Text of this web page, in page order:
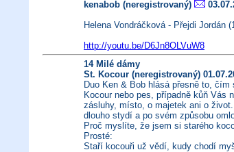
kenabob (neregistrovaný)
Helena Vondráčková - Přejdi Jordán
http://youtu.be/D6Jn8OLVuW8
14 Milé dámy
St. Kocour (neregistrovaný)
Duo Ken & Bob hlásá přesně to, čím
Kocour nebo pes, případně kůň
zásluhy, místo, o majetek ani o
dlouho stydí a po svém způsobu
Proč myslíte, že jsem si starého
Prosté:
Staří kocouři už vědí, kudy chodí